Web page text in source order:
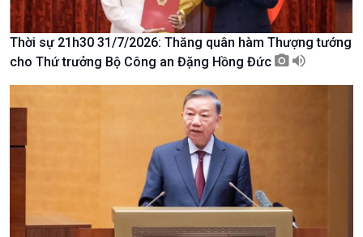
Tin Đời sống & Xã hội
Khoa học & Công nghệ
Tin Khoa học & Công nghệ
Thời sự 21h30 31/7/2026: Thăng quân hàm Thượng tướng
cho Thứ trưởng Bộ Công an Đặng Hồng Đức